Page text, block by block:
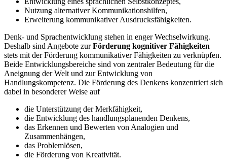
Nutzung alternativer Kommunikationshilfen,
Erweiterung kommunikativer Ausdrucksfähigkeiten.
Denk- und Sprachentwicklung stehen in enger Wechselwirkung.
Deshalb sind Angebote zurFörderung kognitiver Fähigkeiten
stets mit der Förderung kommunikativer Fähigkeiten zu verknüpfen.
Beide Entwicklungsbereiche sind von zentraler Bedeutung für die
Aneignung der Welt und zur Entwicklung von
Handlungskompetenz. Die Förderung des Denkens konzentriert sich
dabei in besonderer Weise auf
die Unterstützung der Merkfähigkeit,
die Entwicklung des handlungsplanenden Denkens,
das Erkennen und Bewerten von Analogien und
Zusammenhängen,
das Problemlösen,
die Förderung von Kreativität.